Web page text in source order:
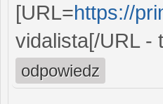
[URL=https://
vidalista[/URL -
odpowiedz